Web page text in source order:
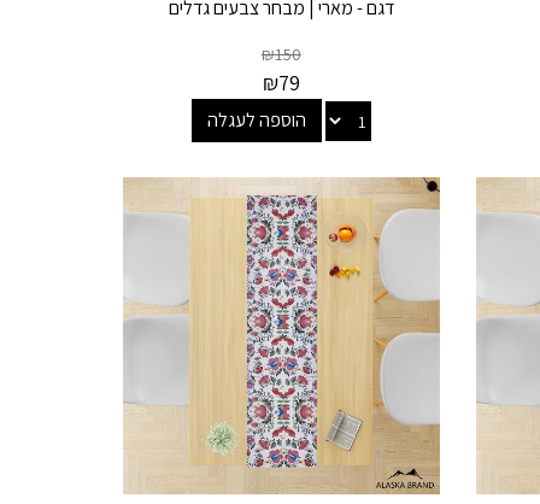
דגם - מארי | מבחר צבעים גדלים
₪150
₪79
הוספה לעגלה